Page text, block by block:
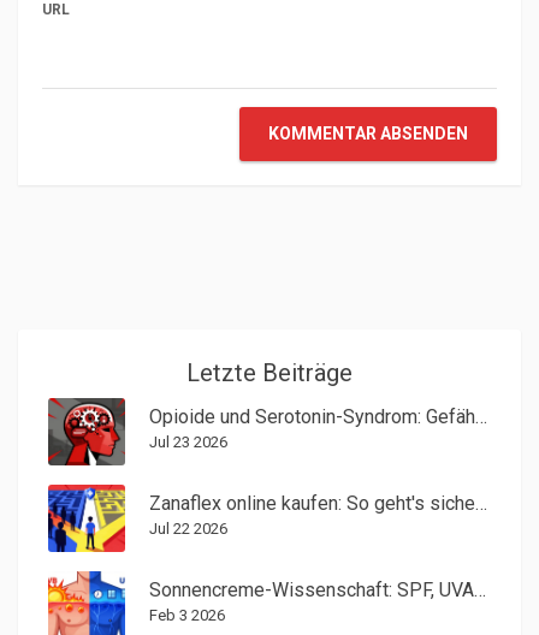
URL
KOMMENTAR ABSENDEN
Letzte Beiträge
Opioide und Serotonin-Syndrom: Gefährliche Wechselwirkungen verstehen
Jul 23 2026
Zanaflex online kaufen: So geht's sicher, legal und günstig (2026)
Jul 22 2026
Sonnencreme-Wissenschaft: SPF, UVA/UVB und täglicher Schutz
Feb 3 2026